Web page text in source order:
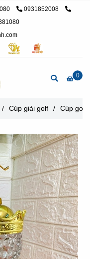
0931852008
0
/ Cúp giải golf / Cúp golf